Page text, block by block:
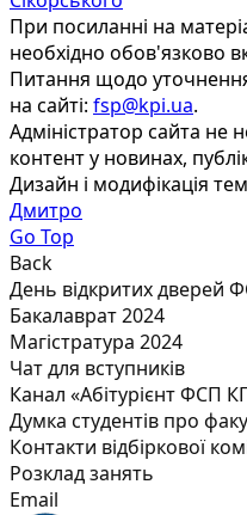
При посиланні на
необхідно обов'язково
Питання щодо
на сайті: fsp@kpi.ua.
Адміністратор сайта не
контент у новинах,
Дизайн і модифікація
Дмитро
Go Top
Back
День відкритих дверей
Бакалаврат 2024
Магістратура 2024
Чат для вступників
Канал «Абітурієнт ФСП
Думка студентів про
Контакти відбіркової
Розклад занять
Email